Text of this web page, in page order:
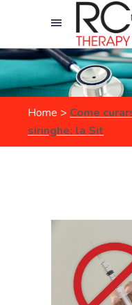
Home > Come
siringhe: la Sit